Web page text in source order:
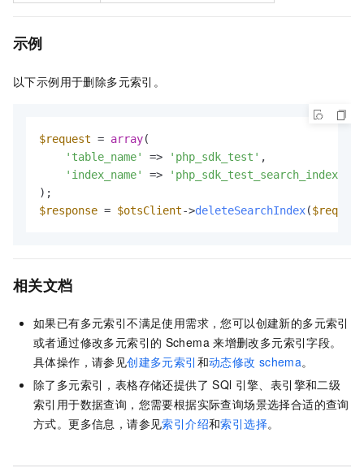
示例
以下示例用于删除多元索引。
$request = array(
'table_name'
=> 'php_sdk_test' ,
'index_name'
=>
'php_sdk_test_search_index'
$response = $otsClient->deleteSearchIndex($request
相关文档
如果已有多元索引不满足使用需求，您可以创建新的多元索引
或者通过修改多元索引的 Schema 来增删改多元索引字段。
具体操作，请参见创建多元索引 和动态修改 schema。
除了多元索引，表格存储还提供了 SQl 引擎、表引擎和二级
索引用于数据查询，您需要根据实际查询场景选择合适的查询
方式。更多信息，请参见索引介绍和索引选择。